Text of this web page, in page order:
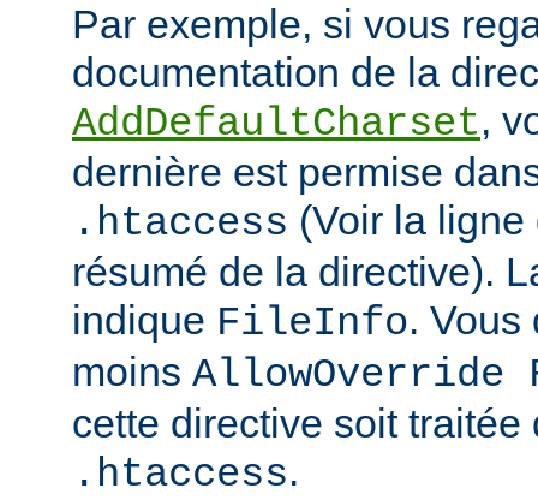
Par exemple, si vous
documentation de la
AddDefaultCharset,
dernière est permise
.htaccess (Voir la
résumé de la directive).
indique FileInfo. Vous
moins
cette directive soit
.htaccess.